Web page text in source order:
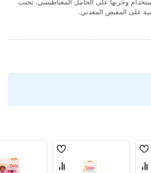
وخزنها على الحامل المغناطيسي. تجنب
على المقبض المعدني.
الامنيات
الامنيات